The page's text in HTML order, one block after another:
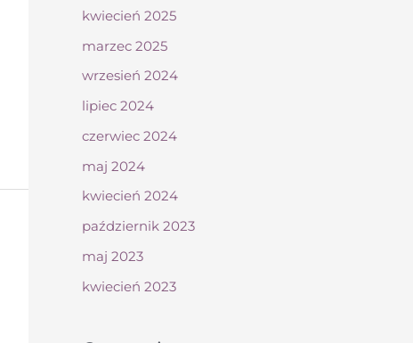
kwiecień 2025
marzec 2025
wrzesień 2024
lipiec 2024
czerwiec 2024
maj 2024
kwiecień 2024
październik 2023
maj 2023
kwiecień 2023